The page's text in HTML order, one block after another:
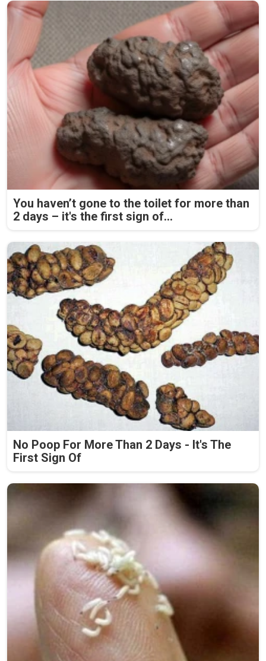
You haven’t gone to the toilet for more than
2 days – it's the first sign of...
No Poop For More Than 2 Days - It's The
First Sign Of